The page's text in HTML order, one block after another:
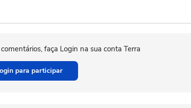
faça Login na sua conta Terra
para participar